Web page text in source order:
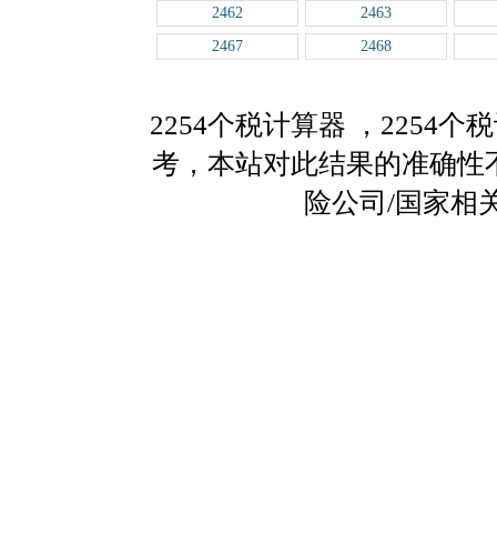
2462
2463
2467
2468
2254个税计算器
，2254个
考，本站对此结果的准确
险公司/国家相